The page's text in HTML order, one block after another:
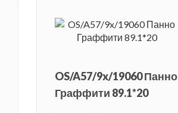
OS/A57/9x/19060 Панно
Граффити 89.1*20